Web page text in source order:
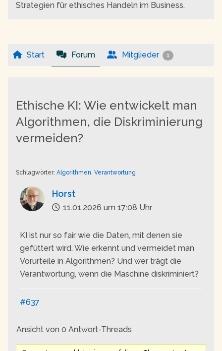
Strategien für ethisches Handeln im Business.
Start Forum Mitglieder 1
Ethische KI: Wie entwickelt man
Algorithmen, die Diskriminierung
vermeiden?
Schlagwörter: Algorithmen, Verantwortung
Horst
11.01.2026 um 17:08 Uhr
KI ist nur so fair wie die Daten, mit denen sie
gefüttert wird. Wie erkennt und vermeidet man
Vorurteile in Algorithmen? Und wer trägt die
Verantwortung, wenn die Maschine diskriminiert?
#637
Ansicht von 0 Antwort-Threads